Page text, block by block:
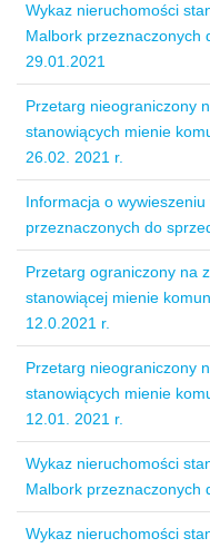
Wykaz nieruchomości
Malbork przeznaczonych
29.01.2021
Przetarg nieograniczony
stanowiących mienie
26.02. 2021 r.
Informacja o
przeznaczonych do
Przetarg ograniczony na
stanowiącej mienie
12.0.2021 r.
Przetarg nieograniczony
stanowiących mienie
12.01. 2021 r.
Wykaz nieruchomości
Malbork przeznaczonych
Wykaz nieruchomości